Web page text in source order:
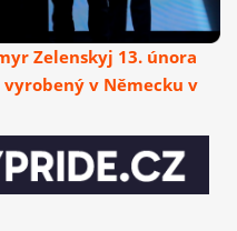
Zelenskyj 13. února
v Německu v